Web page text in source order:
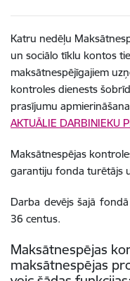
Katru nedēļu
un sociālo tīklu kontos
maksātnespējīgajiem
kontroles dienests
prasījumu
AKTUĀLIE DARBINIEKU
Maksātnespējas
garantiju fonda turētājs
Darba devējs šajā
36 centus.
Maksātnespējas
maksātnespējas